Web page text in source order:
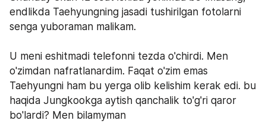
endlikda Taehyungning jasadi tushirilgan fotolarni
senga yuboraman malikam.
U meni eshitmadi telefonni tezda o'chirdi. Men
o'zimdan nafratlanardim. Faqat o'zim emas
Taehyungni ham bu yerga olib kelishim kerak edi. bu
haqida Jungkookga aytish qanchalik to'g'ri qaror
bo'lardi? Men bilamyman